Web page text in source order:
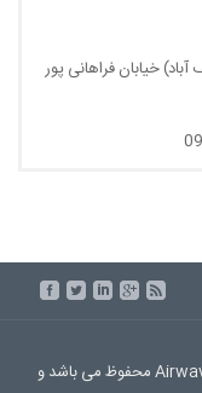
خیابان فراهانی پور
تمامی حقوق این سایت نزد نمایندگی چیلرهای Airwave محفوظ می باشد و